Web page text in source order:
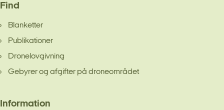
Find
Blanketter
Publikationer
Dronelovgivning
Gebyrer og afgifter på droneområdet
Information